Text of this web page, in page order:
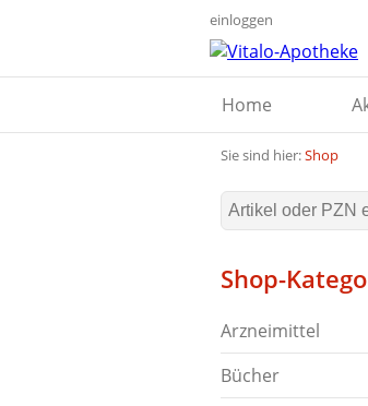
einloggen
Home
Sie sind hier:Shop
Shop-
Arzneimittel
Bücher